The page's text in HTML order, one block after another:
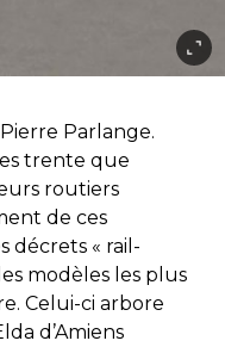
Parlange.
trente que
routiers
de ces
décrets « rail-
modèles les plus
Celui-ci arbore
d’Amiens